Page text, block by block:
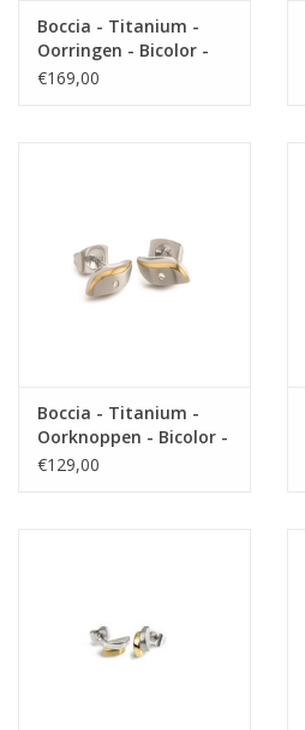
Boccia - Titanium -
Oorringen - Bicolor -
Diamant 0.02 crt
€169,00
Boccia - Titanium -
Oorknoppen - Bicolor -
Diamant
€129,00